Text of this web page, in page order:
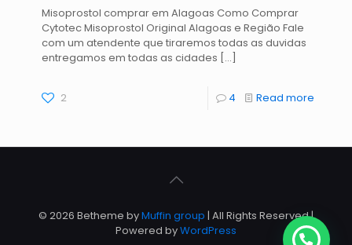
Misoprostol comprar em Alagoas Como Comprar
Cytotec Misoprostol Original Alagoas e Região Fale
com um atendente que tiraremos todas as duvidas
entregamos em todas as cidades […]
2 4 Read more
© 2026 Betheme byMuffin group | All Rights Reserved |
Powered byWordPress